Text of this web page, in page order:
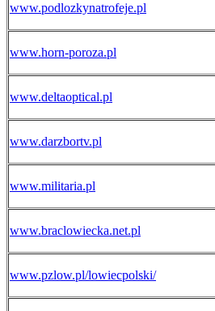
www.podlozkynatrofeje.pl
www.horn-poroza.pl
www.deltaoptical.pl
www.darzbortv.pl
www.militaria.pl
www.braclowiecka.net.pl
www.pzlow.pl/lowiecpolski/